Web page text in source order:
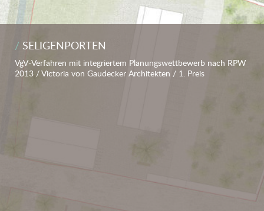
SELIGENPORTEN
VgV-Verfahren mit integriertem Planungswettbewerb nach RPW
2013 / Victoria von Gaudecker Architekten / 1. Preis